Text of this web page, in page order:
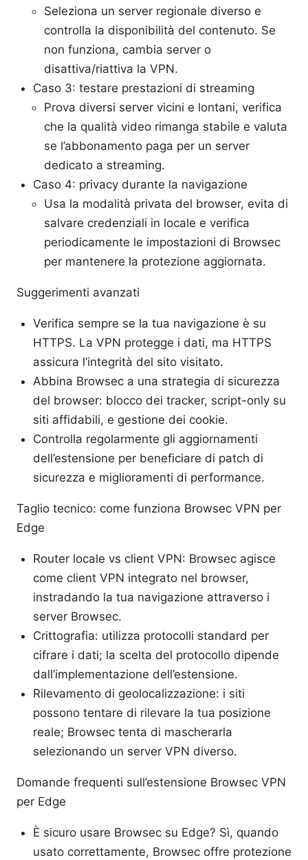
Seleziona un server regionale diverso e
controlla la disponibilità del contenuto. Se
non funziona, cambia server o
disattiva/riattiva la VPN.
Caso 3: testare prestazioni di streaming
Prova diversi server vicini e lontani, verifica
che la qualità video rimanga stabile e valuta
se l’abbonamento paga per un server
dedicato a streaming.
Caso 4: privacy durante la navigazione
Usa la modalità privata del browser, evita di
salvare credenziali in locale e verifica
periodicamente le impostazioni di Browsec
per mantenere la protezione aggiornata.
Suggerimenti avanzati
Verifica sempre se la tua navigazione è su
HTTPS. La VPN protegge i dati, ma HTTPS
assicura l’integrità del sito visitato.
Abbina Browsec a una strategia di sicurezza
del browser: blocco dei tracker, script-only su
siti affidabili, e gestione dei cookie.
Controlla regolarmente gli aggiornamenti
dell’estensione per beneficiare di patch di
sicurezza e miglioramenti di performance.
Taglio tecnico: come funziona Browsec VPN per
Edge
Router locale vs client VPN: Browsec agisce
come client VPN integrato nel browser,
instradando la tua navigazione attraverso i
server Browsec.
Crittografia: utilizza protocolli standard per
cifrare i dati; la scelta del protocollo dipende
dall’implementazione dell’estensione.
Rilevamento di geolocalizzazione: i siti
possono tentare di rilevare la tua posizione
reale; Browsec tenta di mascherarla
selezionando un server VPN diverso.
Domande frequenti sull’estensione Browsec VPN
per Edge
È sicuro usare Browsec su Edge? Sì, quando
usato correttamente, Browsec offre protezione